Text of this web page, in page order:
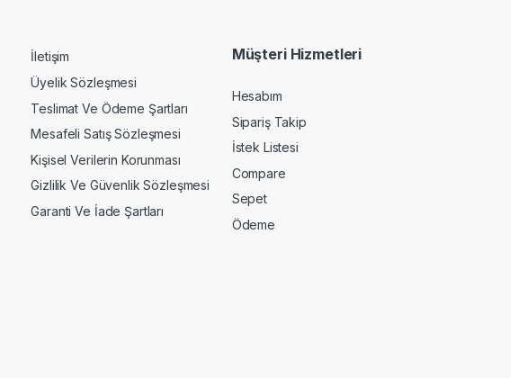
İletişim
Üyelik Sözleşmesi
Teslimat Ve Ödeme Şartları
Mesafeli Satış Sözleşmesi
Kişisel Verilerin Korunması
Gizlilik Ve Güvenlik Sözleşmesi
Garanti Ve İade Şartları
Müşteri Hizmetleri
Hesabım
Sipariş Takip
İstek Listesi
Compare
Sepet
Ödeme